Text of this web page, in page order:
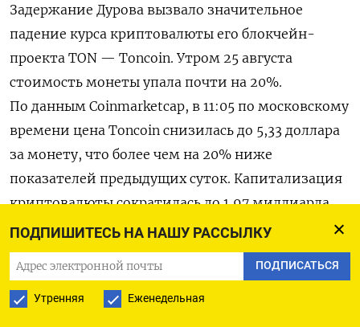
ПОДПИШИТЕСЬ НА НАШУ РАССЫЛКУ
ПОДПИСАТЬСЯ
Утренняя Еженедельная
Задержание Дурова вызвало значительное
падение курса криптовалюты его блокчейн-
проекта TON — Toncoin. Утром 25 августа
стоимость монеты упала почти на 20%.
По данным Coinmarketcap, в 11:05 по московскому
времени цена Toncoin снизилась до 5,33 доллара
за монету, что более чем на 20% ниже
показателей предыдущих суток. Капитализация
криптовалюты сократилась до 1,97 миллиарда
долларов, и она временно опустилась на 11-е
место в рейтинге крупнейших криптовалют.
Однако к 12:35 курс частично восстановился
до 5,50 доллара (-18,4%), и Toncoin вернулся